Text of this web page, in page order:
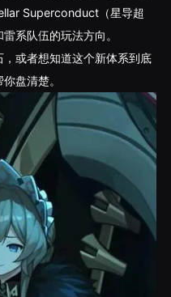
Superconduct（星导超
系队伍的玩法方向。
或者想知道这个新体系到底
盘清楚。